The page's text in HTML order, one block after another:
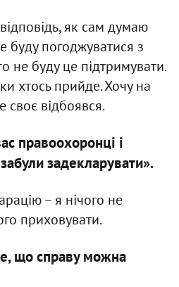
як сам думаю
буду погоджуватися з
не буду це підтримувати.
хтось прийде. Хочу на
своє відбоявся.
правоохоронці і
задекларувати».
– я нічого не
приховувати.
що справу можна